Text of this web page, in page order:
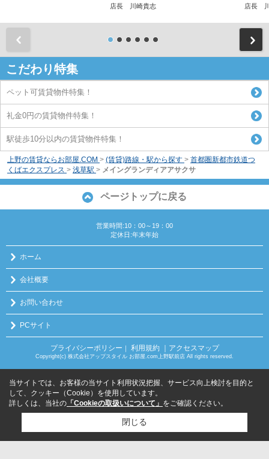
店長 川崎貴志 店長
こだわり特集
ペット可賃貸物件特集！
礼金0円の賃貸物件特集！
駅徒歩10分以内の賃貸物件特集！
上野の賃貸ならお部屋.COM > (賃貸)路線・駅から探す > 首都圏新都市鉄道つ
くばエクスプレス > 浅草駅 > メイングランディアアサクサ
ページトップに戻る
営業時間:10：00～19：00
定休日:年末年始
ホーム
会社概要
お問い合わせ
PCサイト
プライバシーポリシー 利用規約 ｜アクセスマップ
Copyright(c) 株式会社アップスタイル お部屋.com上野駅前店 All rights reserved.
当サイトでは、お客様の当サイト利用状況把握、サービス向上検討を目的と
して、クッキー（Cookie）を使用しています。
詳しくは、当社の 「Cookieの取扱いについて」 をご確認ください。
閉じる